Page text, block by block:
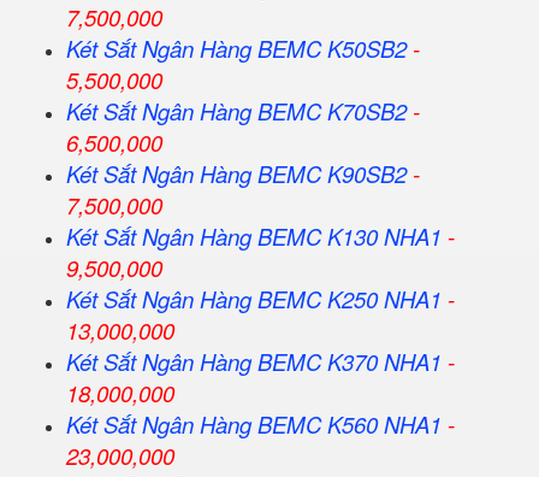
7,500,000
Két Sắt Ngân Hàng BEMC K50SB2-
5,500,000
Két Sắt Ngân Hàng BEMC K70SB2-
6,500,000
Két Sắt Ngân Hàng BEMC K90SB2-
7,500,000
Két Sắt Ngân Hàng BEMC K130 NHA1 -
9,500,000
Két Sắt Ngân Hàng BEMC K250 NHA1 -
13,000,000
Két Sắt Ngân Hàng BEMC K370 NHA1 -
18,000,000
Két Sắt Ngân Hàng BEMC K560 NHA1 -
23,000,000